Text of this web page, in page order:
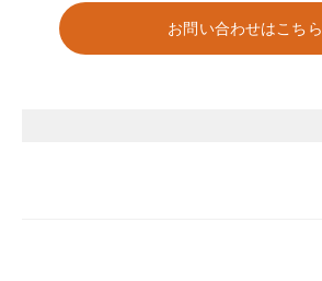
お問い合わせはこちら